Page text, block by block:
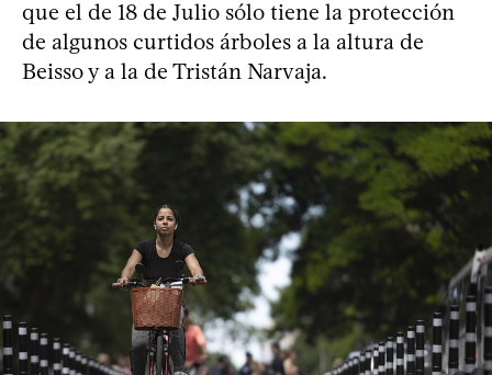
que el de 18 de Julio sólo tiene la protección
de algunos curtidos árboles a la altura de
Beisso y a la de Tristán Narvaja.